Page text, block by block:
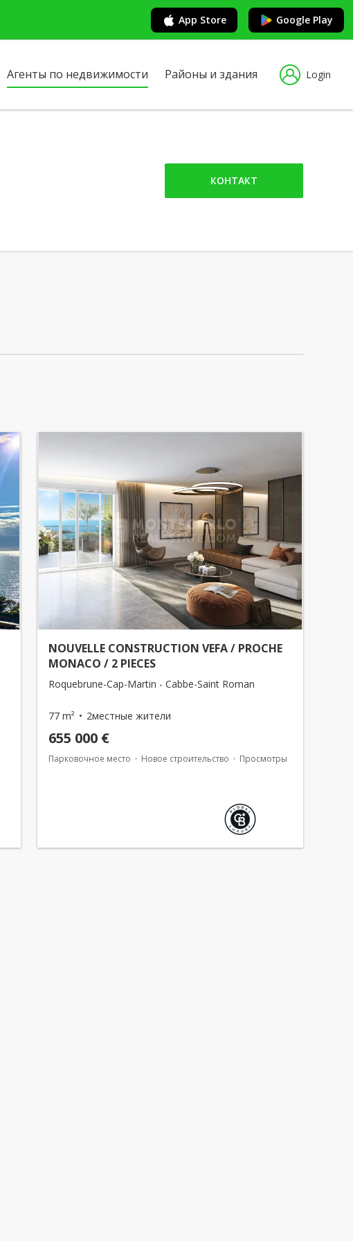
App Store Google Play
Агенты по недвижимости Районы и здания Login
КОНТАКТ
NOUVELLE CONSTRUCTION VEFA / PROCHE
MONACO / 2 PIECES
Roquebrune-Cap-Martin - Cabbe-Saint Roman
77 m² 2местные жители
655 000 €
Парковочное место Новое строительство Просмотры